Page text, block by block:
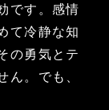
です。感情
て冷静な知
の勇気とテ
ん。でも、